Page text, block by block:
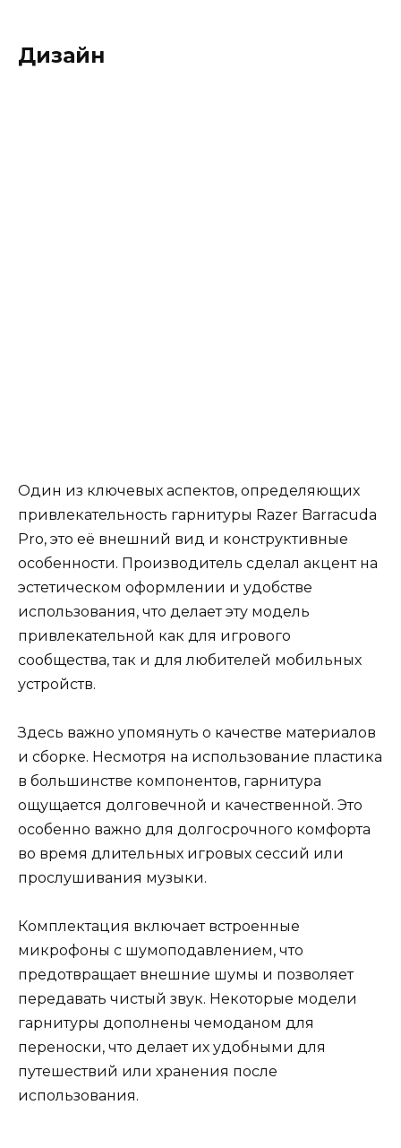
Дизайн
Один из ключевых аспектов, определяющих
привлекательность гарнитуры Razer Barracuda
Pro, это её внешний вид и конструктивные
особенности. Производитель сделал акцент на
эстетическом оформлении и удобстве
использования, что делает эту модель
привлекательной как для игрового
сообщества, так и для любителей мобильных
устройств.
Здесь важно упомянуть о качестве материалов
и сборке. Несмотря на использование пластика
в большинстве компонентов, гарнитура
ощущается долговечной и качественной. Это
особенно важно для долгосрочного комфорта
во время длительных игровых сессий или
прослушивания музыки.
Комплектация включает встроенные
микрофоны с шумоподавлением, что
предотвращает внешние шумы и позволяет
передавать чистый звук. Некоторые модели
гарнитуры дополнены чемоданом для
переноски, что делает их удобными для
путешествий или хранения после
использования.